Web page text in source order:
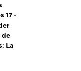
17 -
de
La